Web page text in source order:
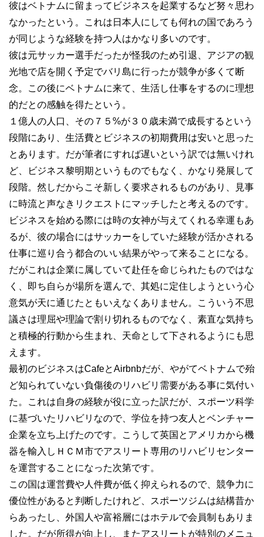
彼はベトナムに留まってビジネスを起業するなど努々思わ
なかったという。これは日本人にしても何れの国であろう
が同じような経験を持つ人はかなり多いのです。
彼は元サッカー選手だったが怪我のため引退、アジアの観
光地で店を開く予定でバリ島に行ったが競争が多くて断
念。この後にベトナムに来て、生活し仕事をするのに理想
的だとの感触を得たという。
１億人の人口、その７５%が３０歳未満で成長するという
段階にあり、生活費とビジネスの初期費用は安いと思った
とあります。だが筆者にすれば遅いという訳では無いけれ
ど、ビジネス黎明期というものでもなく、かなり発展して
段階。然しだからこそ新しく要求されるものがあり、見事
に時流と声なきリクエストにマッチしたと考えるのです。
ビジネスを始める際には時の女神が与えてくれる幸運もあ
るが、彼の場合にはサッカーをしていた経験が活かされる
仕事に巡り合う都合のいい結果がやって来ることになる。
だがこれは企業に属していて赴任を命じられたものではな
く、即ち自らが場所を選んで、其処に定住しようという心
意気が天に通じたともいえなくありません。こういう不思
議さは理屈や理論で割り切れるものでなく、素直な気持ち
と積極的行動から生まれ、天命として下されるようにも思
えます。
最初のビジネスはCafeとAirbnbだが、やがてベトナムで殆
ど知られていない負傷後のリハビリ需要がある事に気付い
た。これは自身の経験が役に立った訳だが、スポーツ科学
に基づいたリハビリなので、学位を持つ友人とベンチャー
企業を立ち上げたのです。こうして英国とアメリカから機
器を輸入しＨＣＭ市でアスリート専用のリハビリセンター
を運営することになった次第です。
この国は運営費や人件費が低く抑えられるので、競争力に
優位性があると判断したけれど、スポーツジムは結構昔か
らあったし、外国人や富裕層にはホテルで会員制もありま
した。だが所得が向上し、またアスリートが特別のメニュ